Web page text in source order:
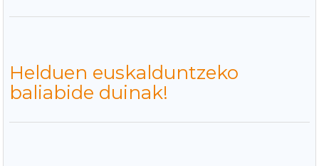
Helduen euskalduntzeko
baliabide duinak!